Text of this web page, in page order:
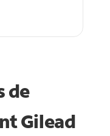
de
Gilead